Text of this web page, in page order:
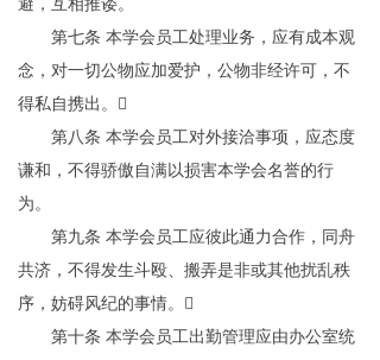
避，互相推诿。
第七条 本学会员工处理业务，应有成本观
念，对一切公物应加爱护，公物非经许可，不
得私自携出。

第八条 本学会员工对外接洽事项，应态度
谦和，不得骄傲自满以损害本学会名誉的行
为。
第九条 本学会员工应彼此通力合作，同舟
共济，不得发生斗殴、搬弄是非或其他扰乱秩
序，妨碍风纪的事情。

第十条 本学会员工出勤管理应由办公室统